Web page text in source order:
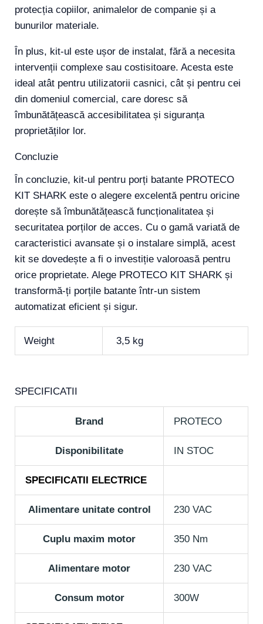
protecția copiilor, animalelor de companie și a
bunurilor materiale.
În plus, kit-ul este ușor de instalat, fără a necesita
intervenții complexe sau costisitoare. Acesta este
ideal atât pentru utilizatorii casnici, cât și pentru cei
din domeniul comercial, care doresc să
îmbunătățească accesibilitatea și siguranța
proprietăților lor.
Concluzie
În concluzie, kit-ul pentru porți batante PROTECO
KIT SHARK este o alegere excelentă pentru oricine
dorește să îmbunătățească funcționalitatea și
securitatea porților de acces. Cu o gamă variată de
caracteristici avansate și o instalare simplă, acest
kit se dovedește a fi o investiție valoroasă pentru
orice proprietate. Alege PROTECO KIT SHARK și
transformă-ți porțile batante într-un sistem
automatizat eficient și sigur.
Weight 3,5 kg
SPECIFICATII
Brand PROTECO
Disponibilitate IN STOC
SPECIFICATII ELECTRICE
Alimentare unitate control 230 VAC
Cuplu maxim motor 350 Nm
Alimentare motor 230 VAC
Consum motor 300W